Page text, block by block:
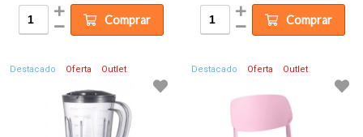
Comprar Comprar
Destacado Oferta Outlet Destacado Oferta Outlet